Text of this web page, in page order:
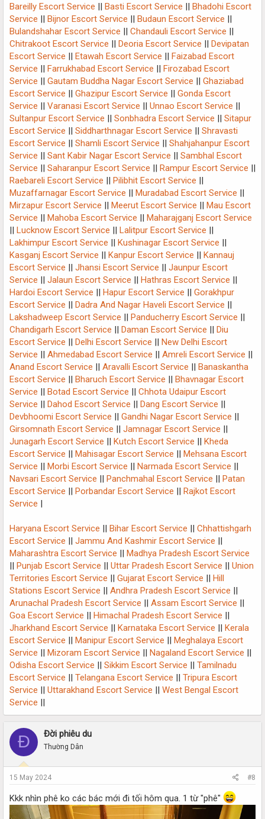
Bareilly Escort Service || Basti Escort Service || Bhadohi Escort
Service || Bijnor Escort Service || Budaun Escort Service ||
Bulandshahar Escort Service || Chandauli Escort Service ||
Chitrakoot Escort Service || Deoria Escort Service || Devipatan
Escort Service || Etawah Escort Service || Faizabad Escort
Service || Farrukhabad Escort Service || Firozabad Escort
Service || Gautam Buddha Nagar Escort Service || Ghaziabad
Escort Service || Ghazipur Escort Service || Gonda Escort
Service || Varanasi Escort Service || Unnao Escort Service ||
Sultanpur Escort Service || Sonbhadra Escort Service || Sitapur
Escort Service || Siddharthnagar Escort Service || Shravasti
Escort Service || Shamli Escort Service || Shahjahanpur Escort
Service || Sant Kabir Nagar Escort Service || Sambhal Escort
Service || Saharanpur Escort Service || Rampur Escort Service ||
Raebareli Escort Service || Pilibhit Escort Service ||
Muzaffarnagar Escort Service || Muradabad Escort Service ||
Mirzapur Escort Service || Meerut Escort Service || Mau Escort
Service || Mahoba Escort Service || Maharajganj Escort Service
|| Lucknow Escort Service || Lalitpur Escort Service ||
Lakhimpur Escort Service || Kushinagar Escort Service ||
Kasganj Escort Service || Kanpur Escort Service || Kannauj
Escort Service || Jhansi Escort Service || Jaunpur Escort
Service || Jalaun Escort Service || Hathras Escort Service ||
Hardoi Escort Service || Hapur Escort Service || Gorakhpur
Escort Service || Dadra And Nagar Haveli Escort Service ||
Lakshadweep Escort Service || Panducherry Escort Service ||
Chandigarh Escort Service || Daman Escort Service || Diu
Escort Service || Delhi Escort Service || New Delhi Escort
Service || Ahmedabad Escort Service || Amreli Escort Service ||
Anand Escort Service || Aravalli Escort Service || Banaskantha
Escort Service || Bharuch Escort Service || Bhavnagar Escort
Service || Botad Escort Service || Chhota Udaipur Escort
Service || Dahod Escort Service || Dang Escort Service ||
Devbhoomi Escort Service || Gandhi Nagar Escort Service ||
Girsomnath Escort Service || Jamnagar Escort Service ||
Junagarh Escort Service || Kutch Escort Service || Kheda
Escort Service || Mahisagar Escort Service || Mehsana Escort
Service || Morbi Escort Service || Narmada Escort Service ||
Navsari Escort Service || Panchmahal Escort Service || Patan
Escort Service || Porbandar Escort Service || Rajkot Escort
Service |
Haryana Escort Service || Bihar Escort Service || Chhattishgarh
Escort Service || Jammu And Kashmir Escort Service ||
Maharashtra Escort Service || Madhya Pradesh Escort Service
|| Punjab Escort Service || Uttar Pradesh Escort Service || Union
Territories Escort Service || Gujarat Escort Service || Hill
Stations Escort Service || Andhra Pradesh Escort Service ||
Arunachal Pradesh Escort Service || Assam Escort Service ||
Goa Escort Service || Himachal Pradesh Escort Service ||
Jharkhand Escort Service || Karnataka Escort Service || Kerala
Escort Service || Manipur Escort Service || Meghalaya Escort
Service || Mizoram Escort Service || Nagaland Escort Service ||
Odisha Escort Service || Sikkim Escort Service || Tamilnadu
Escort Service || Telangana Escort Service || Tripura Escort
Service || Uttarakhand Escort Service || West Bengal Escort
Service ||
Đ Đời phiêu du
Thường Dân
15 May 2024 #8
Kkk nhìn phê ko các bác mới đi tối hôm qua. 1 từ "phê"